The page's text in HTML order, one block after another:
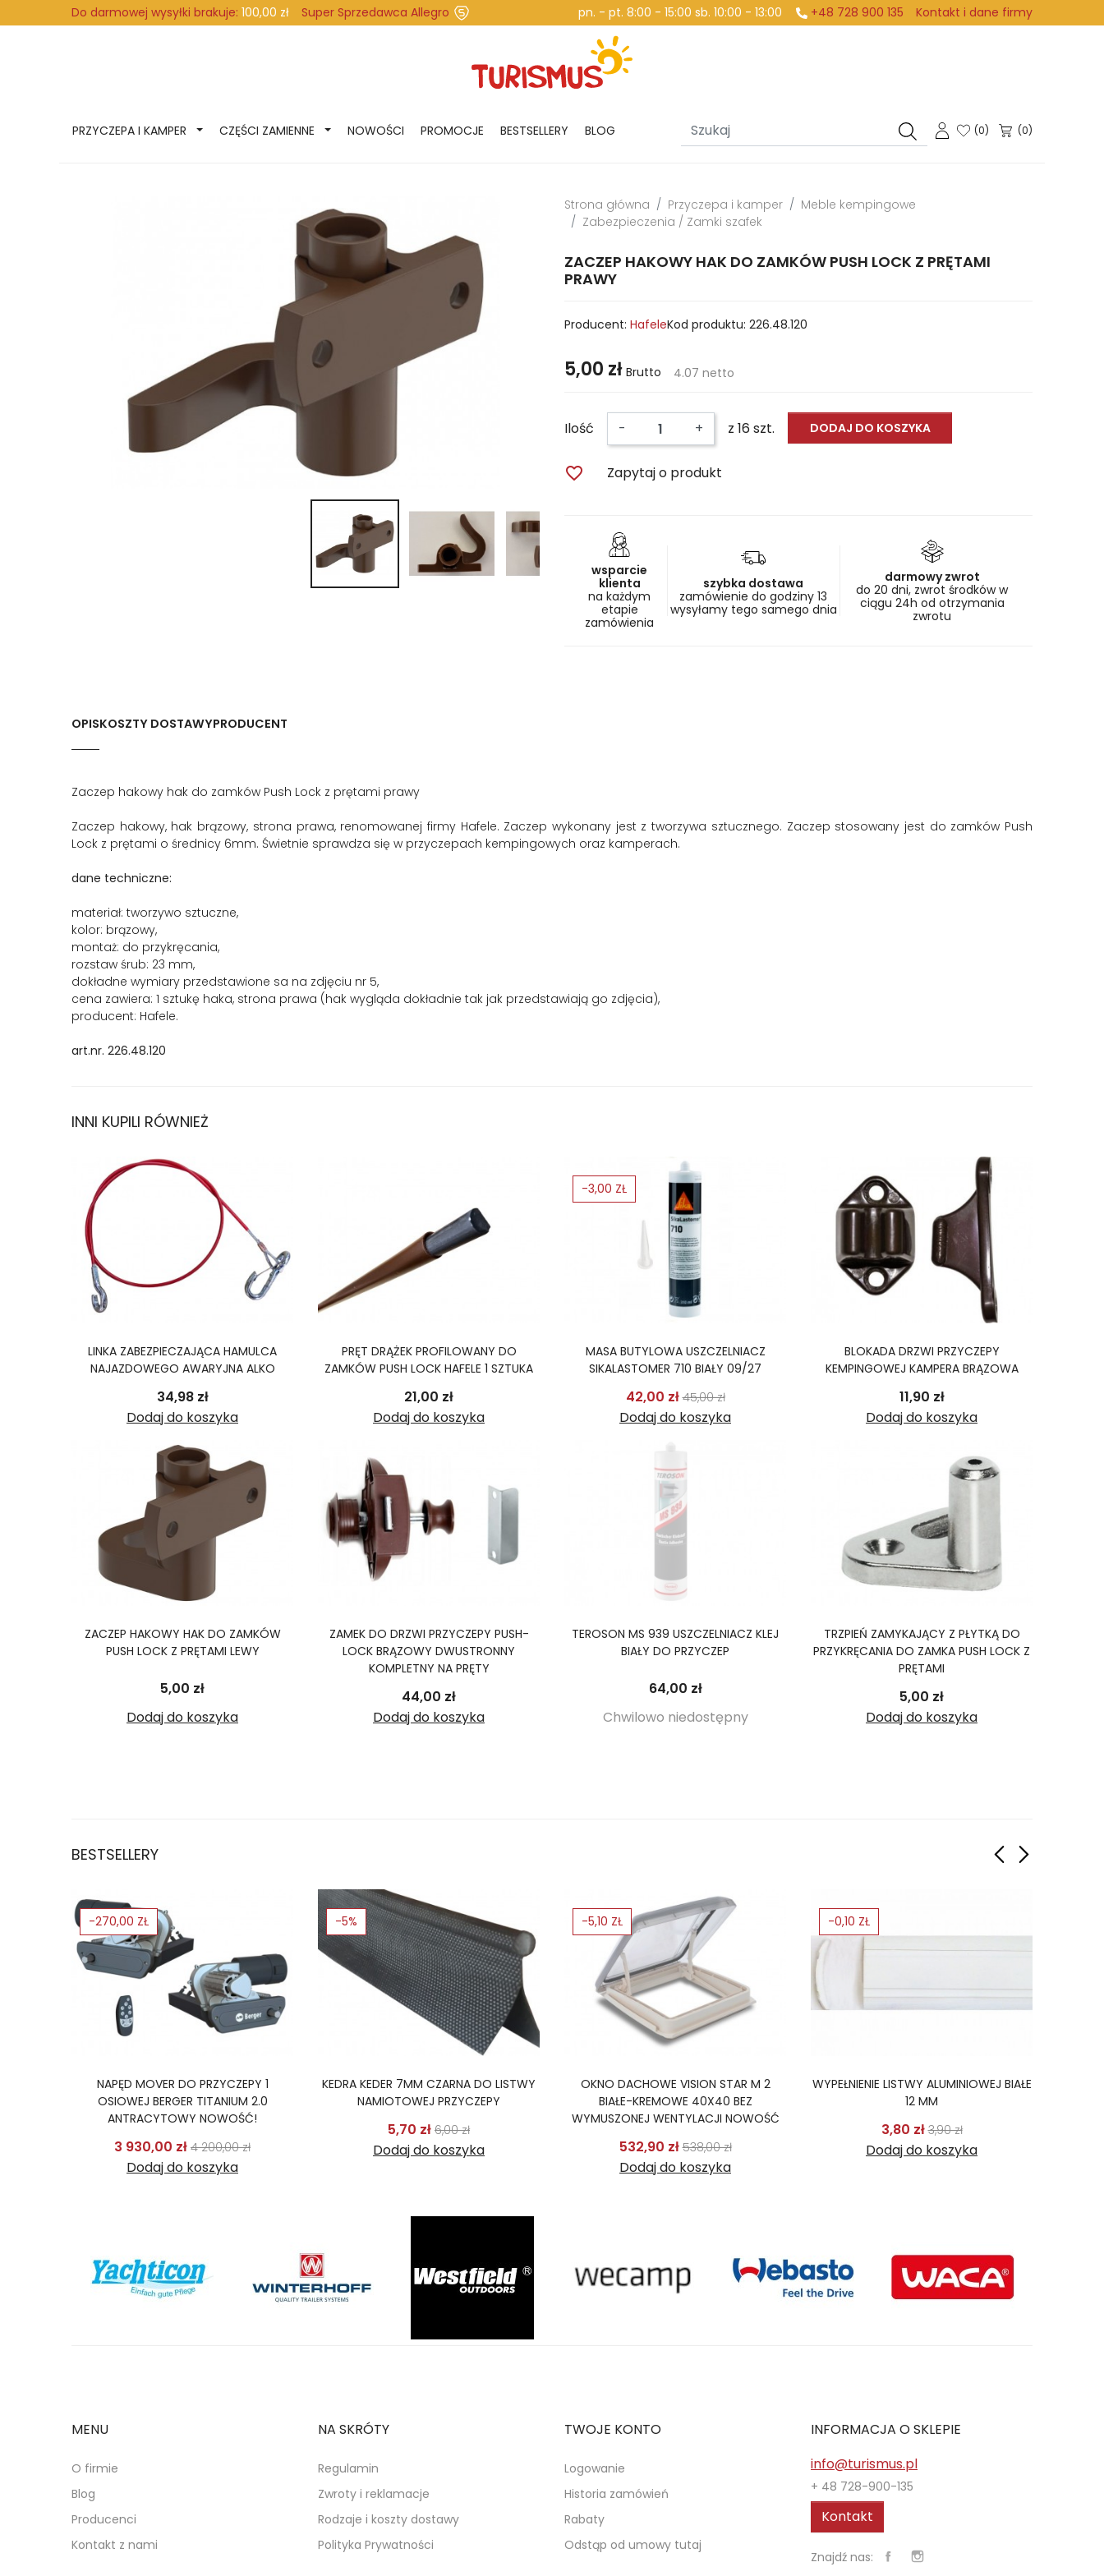
Do darmowej wysyłki brakuje: 100,00 zł Super Sprzedawca Allegro pn. - pt. 8:00 - 15:00 sb. 10:00 - 13:00 +48 728 900 135 Kontakt i dane firmy
PRZYCZEPA I KAMPER CZĘŚCI ZAMIENNE NOWOŚCI PROMOCJE BESTSELLERY BLOG (0) (0)
Strona główna Przyczepa i kamper
Meble kempingowe
Zabezpieczenia / Zamki szafek
ZACZEP HAKOWY HAK DO ZAMKÓW PUSH LOCK Z PRĘTAMI
PRAWY
Producent: HafeleKod produktu: 226.48.120
5,00 zł Brutto 4.07 netto
Ilość - + z 16 szt. DODAJ DO KOSZYKA
 Zapytaj o produkt
wsparcie
klienta
na każdym
etapie
zamówienia
szybka dostawa
zamówienie do godziny 13
wysyłamy tego samego dnia
darmowy zwrot
do 20 dni, zwrot środków w
ciągu 24h od otrzymania
zwrotu
OPISKOSZTY DOSTAWYPRODUCENT
Zaczep hakowy hak do zamków Push Lock z prętami prawy
Zaczep hakowy, hak brązowy, strona prawa, renomowanej firmy Hafele. Zaczep wykonany jest z tworzywa sztucznego. Zaczep stosowany jest do zamków Push
Lock z prętami o średnicy 6mm. Świetnie sprawdza się w przyczepach kempingowych oraz kamperach.
dane techniczne:
materiał: tworzywo sztuczne,
kolor: brązowy,
montaż: do przykręcania,
rozstaw śrub: 23 mm,
dokładne wymiary przedstawione sa na zdjęciu nr 5,
cena zawiera: 1 sztukę haka, strona prawa (hak wygląda dokładnie tak jak przedstawiają go zdjęcia),
producent: Hafele.
art.nr. 226.48.120
INNI KUPILI RÓWNIEŻ
LINKA ZABEZPIECZAJĄCA HAMULCA
NAJAZDOWEGO AWARYJNA ALKO
34,98 złCena
Dodaj do koszyka
PRĘT DRĄŻEK PROFILOWANY DO
ZAMKÓW PUSH LOCK HAFELE 1 SZTUKA
21,00 złCena
Dodaj do koszyka
MASA BUTYLOWA USZCZELNIACZ
SIKALASTOMER 710 BIAŁY 09/27
42,00 złCena podstawowa
45,00 złCena
Dodaj do koszyka
-3,00 ZŁ
BLOKADA DRZWI PRZYCZEPY
KEMPINGOWEJ KAMPERA BRĄZOWA
11,90 złCena
Dodaj do koszyka
ZACZEP HAKOWY HAK DO ZAMKÓW
PUSH LOCK Z PRĘTAMI LEWY
5,00 złCena
Dodaj do koszyka
ZAMEK DO DRZWI PRZYCZEPY PUSH-
LOCK BRĄZOWY DWUSTRONNY
KOMPLETNY NA PRĘTY
44,00 złCena
Dodaj do koszyka
TEROSON MS 939 USZCZELNIACZ KLEJ
BIAŁY DO PRZYCZEP
64,00 złCena
Chwilowo niedostępny
TRZPIEŃ ZAMYKAJĄCY Z PŁYTKĄ DO
PRZYKRĘCANIA DO ZAMKA PUSH LOCK Z
PRĘTAMI
5,00 złCena
Dodaj do koszyka
BESTSELLERY
NAPĘD MOVER DO PRZYCZEPY 1
OSIOWEJ BERGER TITANIUM 2.0
ANTRACYTOWY NOWOŚĆ!
3 930,00 złCena podstawowa
4 200,00 złCena
Dodaj do koszyka
-270,00 ZŁ
KEDRA KEDER 7MM CZARNA DO LISTWY
NAMIOTOWEJ PRZYCZEPY
5,70 złCena podstawowa
6,00 złCena
Dodaj do koszyka
-5%
OKNO DACHOWE VISION STAR M 2
BIAŁE-KREMOWE 40X40 BEZ
WYMUSZONEJ WENTYLACJI NOWOŚĆ
532,90 złCena podstawowa
538,00 złCena
Dodaj do koszyka
-5,10 ZŁ
WYPEŁNIENIE LISTWY ALUMINIOWEJ BIAŁE
12 MM
3,80 złCena podstawowa
3,90 złCena
Dodaj do koszyka
-0,10 ZŁ
MENU
O firmie
Blog
Producenci
Kontakt z nami
NA SKRÓTY
Regulamin
Zwroty i reklamacje
Rodzaje i koszty dostawy
Polityka Prywatności
TWOJE KONTO
Logowanie
Historia zamówień
Rabaty
Odstąp od umowy tutaj
INFORMACJA O SKLEPIE
info@turismus.pl
+ 48 728-900-135
Kontakt
Znajdź nas: